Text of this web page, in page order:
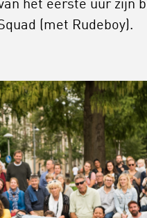
het eerste uur zijn
(met Rudeboy).